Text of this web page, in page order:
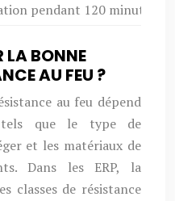
pendant 120 minutes
LA BONNE
AU FEU ?
au feu dépend
tels que le type de
et les matériaux de
Dans les ERP, la
classes de résistance